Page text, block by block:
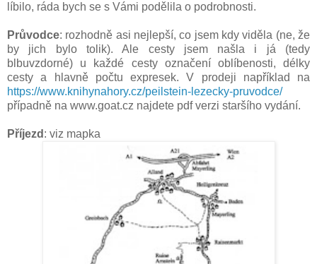
líbilo, ráda bych se s Vámi podělila o podrobnosti.
Průvodce: rozhodně asi nejlepší, co jsem kdy viděla (ne, že
by jich bylo tolik). Ale cesty jsem našla i já (tedy
blbuvzdorné) u každé cesty označení oblíbenosti, délky
cesty a hlavně počtu expresek. V prodeji například na
https://www.knihynahory.cz/peilstein-lezecky-pruvodce/
případně na www.goat.cz najdete pdf verzi staršího vydání.
Příjezd : viz mapka